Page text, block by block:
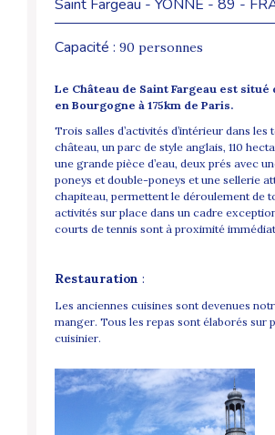
Saint Fargeau - YONNE - 89 -
Capacité : 90 personnes
Le Château de Saint Fargeau est situé
en Bourgogne à 175km de Paris.
Trois salles d’activités d’intérieur dans les
château, un parc de style anglais, 110
une grande pièce d’eau, deux prés avec
poneys et double-poneys et une sellerie
chapiteau, permettent le déroulement de
activités sur place dans un cadre
courts de tennis sont à proximité
Restauration :
Les anciennes cuisines sont devenues
manger. Tous les repas sont élaborés sur
cuisinier.